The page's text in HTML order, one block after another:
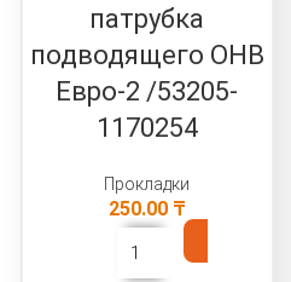
патрубка
подводящего ОНВ
Евро-2 /53205-
1170254
Прокладки
250.00 ₸